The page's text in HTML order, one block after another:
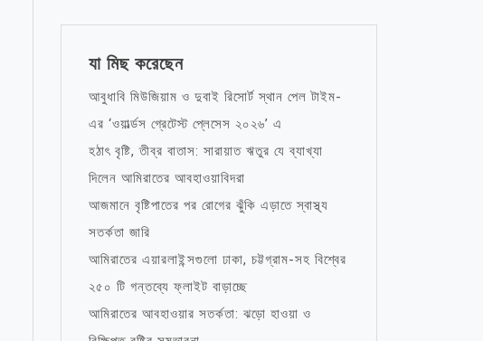
যা মিছ করেছেন
আবুধাবি মিউজিয়াম ও দুবাই রিসোর্ট স্থান পেল টাইম-
এর ‘ওয়ার্ল্ডস গ্রেটেস্ট প্লেসেস ২০২৬’ এ
হঠাৎ বৃষ্টি, তীব্র বাতাস: সারায়াত ঋতুর যে ব্যাখ্যা
দিলেন আমিরাতের আবহাওয়াবিদরা
আজমানে বৃষ্টিপাতের পর রোগের ঝুঁকি এড়াতে স্বাস্থ্য
সতর্কতা জারি
আমিরাতের এয়ারলাইন্সগুলো ঢাকা, চট্টগ্রাম-সহ বিশ্বের
২৫০ টি গন্তব্যে ফ্লাইট বাড়াচ্ছে
আমিরাতের আবহাওয়ার সতর্কতা: ঝড়ো হাওয়া ও